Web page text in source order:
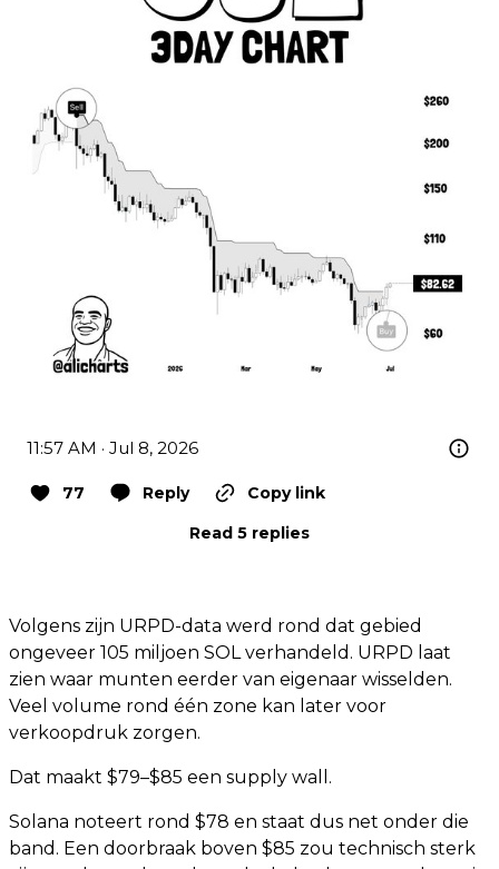
11:57 AM · Jul 8, 2026
77 Reply
Copy link
Read 5 replies
Volgens zijn URPD-data werd rond dat gebied
ongeveer 105 miljoen SOL verhandeld. URPD laat
zien waar munten eerder van eigenaar wisselden.
Veel volume rond één zone kan later voor
verkoopdruk zorgen.
Dat maakt $79–$85 een supply wall.
Solana noteert rond $78 en staat dus net onder die
band. Een doorbraak boven $85 zou technisch sterk